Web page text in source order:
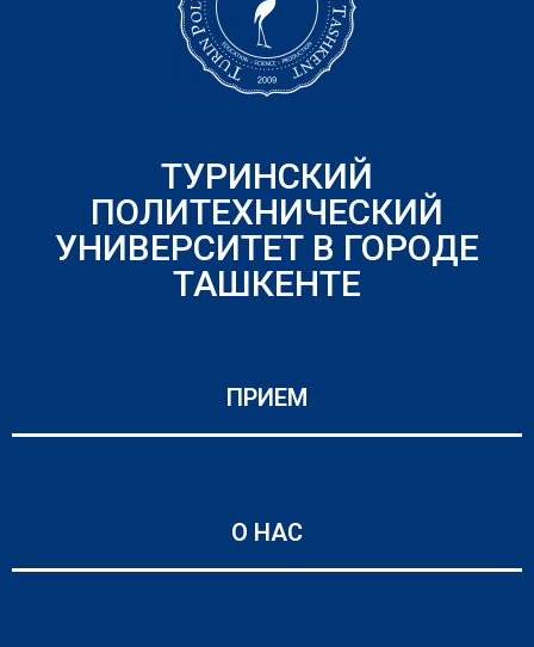
ТУРИНСКИЙ
ПОЛИТЕХНИЧЕСКИЙ
УНИВЕРСИТЕТ В ГОРОДЕ
ТАШКЕНТЕ
ПРИЕМ
О НАС